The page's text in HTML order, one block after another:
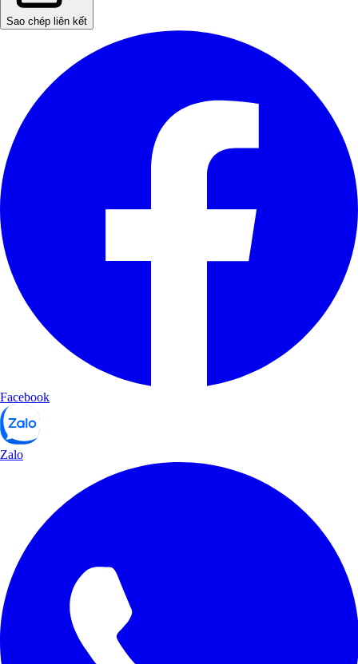
Sao chép liên kết
Facebook
Zalo